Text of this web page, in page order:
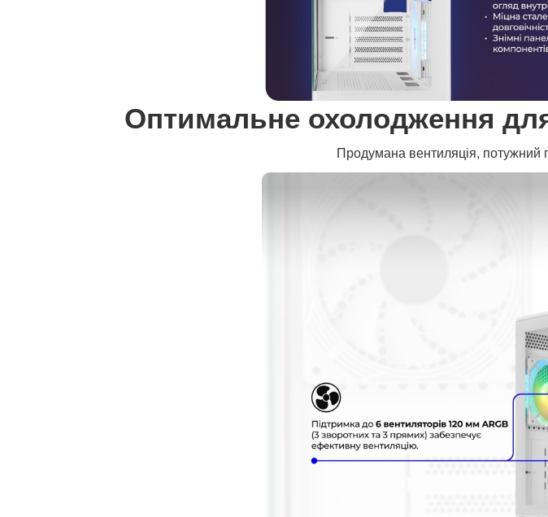
Оптимальне охолодження
Продумана вентиляція, потужний